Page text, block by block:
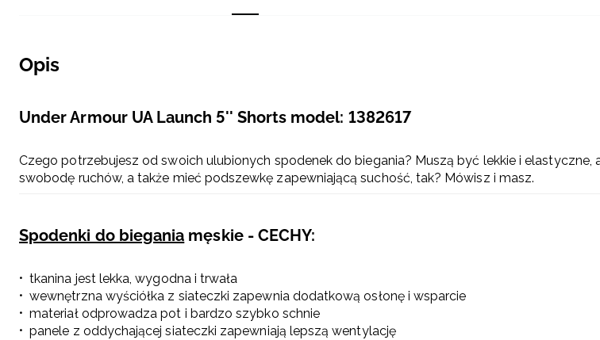
Opis
Under Armour UA Launch 5'' Shorts model: 1382617
Czego potrzebujesz od swoich ulubionych spodenek do biegania? Muszą być lekkie i elastyczne,
swobodę ruchów, a także mieć podszewkę zapewniającą suchość, tak? Mówisz i masz.
Spodenki do biegania męskie - CECHY:
tkanina jest lekka, wygodna i trwała
wewnętrzna wyściółka z siateczki zapewnia dodatkową osłonę i wsparcie
materiał odprowadza pot i bardzo szybko schnie
panele z oddychającej siateczki zapewniają lepszą wentylację